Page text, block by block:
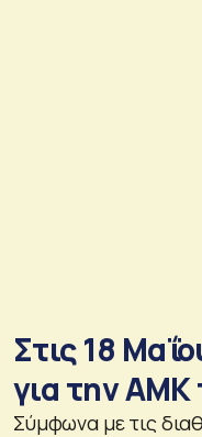
Στις 18
για την ΑΜΚ
Σύμφωνα με τις